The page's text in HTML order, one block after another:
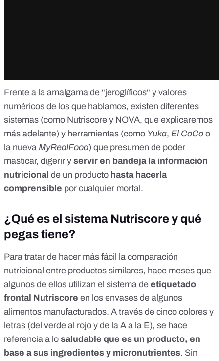
Frente a la amalgama de "jeroglíficos" y valores
numéricos de los que hablamos, existen diferentes
sistemas (como Nutriscore y NOVA, que explicaremos
más adelante) y herramientas (como Yuka, El CoCo o
la nueva MyRealFood) que presumen de poder
masticar, digerir y servir en bandeja la información
nutricional de un producto hasta hacerla
comprensible por cualquier mortal.
¿Qué es el sistema Nutriscore y qué
pegas tiene?
Para tratar de hacer más fácil la comparación
nutricional entre productos similares, hace meses que
algunos de ellos utilizan el sistema de etiquetado
frontal Nutriscore en los envases de algunos
alimentos manufacturados. A través de cinco colores y
letras (del verde al rojo y de la A a la E), se hace
referencia a lo saludable que es un producto, en
base a sus ingredientes y micronutrientes. Sin